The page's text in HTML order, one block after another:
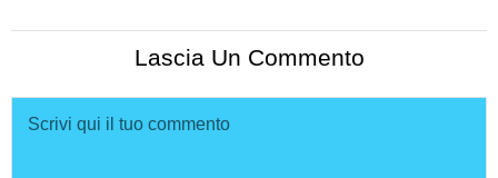
Lascia Un Commento